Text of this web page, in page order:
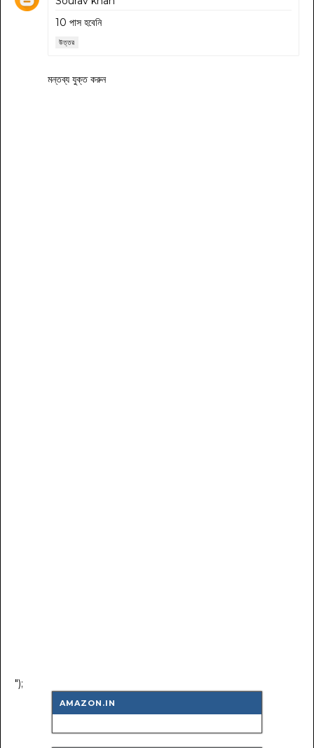
10 পাস হবেনি
উত্তর
মন্তব্য যুক্ত করুন
");
AMAZON.IN